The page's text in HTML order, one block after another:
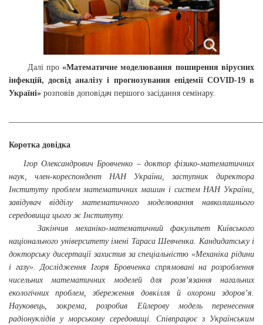
Далі про«Математичне моделювання поширення вірусних
інфекцій, досвід аналізу і прогнозування епідемії COVID-19 в
Україні» розповів доповідач першого засідання семінару.
Коротка довідка
Ігор Олександрович Бровченко – доктор фізико-математичних
наук, член-кореспондент НАН України, заступник директора
Інституту проблем математичних машин і систем НАН України,
завідувач відділу математичного моделювання навколишнього
середовища цього ж Інституту.
Закінчив механіко-математичний факультет Київського
національного університету імені Тараса Шевченка. Кандидатську і
докторську дисертації захистив за спеціальністю «Механіка рідини
і газу». Дослідження Ігоря Бровченка спрямовані на розроблення
чисельних математичних моделей для розв’язання нагальних
екологічних проблем, збереження довкілля й охорони здоров’я.
Науковець, зокрема, розробив Ейлерову модель перенесення
радіонуклідів у морському середовищі. Співпрацює з Українським